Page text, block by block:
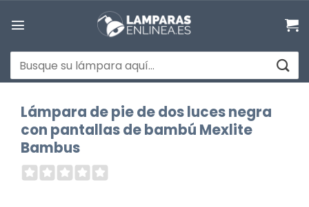
Buscar
por:
Lámpara de pie de dos luces negra
con pantallas de bambú Mexlite
Bambus